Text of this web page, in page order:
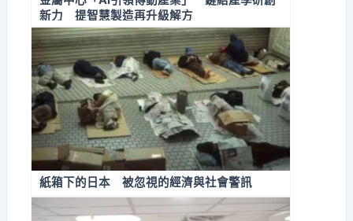
新力 提智慧製造再升級解方
紙箱下的日本 被忽視的經濟與社會警訊